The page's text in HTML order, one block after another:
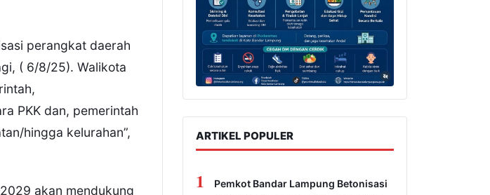
perangkat daerah
( 6/8/25). Walikota
PKK dan, pemerintah
hingga kelurahan”,
akan mendukung
ARTIKEL POPULER
1
Pemkot Bandar Lampung Betonisasi